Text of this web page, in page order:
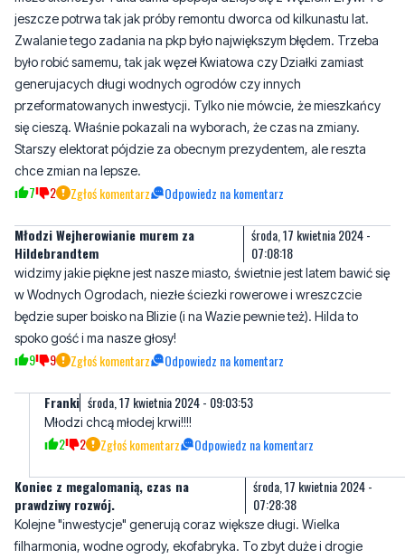
jeszcze potrwa tak jak próby remontu dworca od kilkunastu lat.
Zwalanie tego zadania na pkp było największym błędem. Trzeba
było robić samemu, tak jak węzeł Kwiatowa czy Działki zamiast
generujacych długi wodnych ogrodów czy innych
przeformatowanych inwestycji. Tylko nie mówcie, że mieszkańcy
się cieszą. Właśnie pokazali na wyborach, że czas na zmiany.
Starszy elektorat pójdzie za obecnym prezydentem, ale reszta
chce zmian na lepsze.
7 2 Zgłoś komentarz Odpowiedz na komentarz
Młodzi Wejherowianie murem za
Hildebrandtem
środa, 17 kwietnia 2024 -
07:08:18
widzimy jakie piękne jest nasze miasto, świetnie jest latem bawić się
w Wodnych Ogrodach, niezłe ściezki rowerowe i wreszczcie
będzie super boisko na Blizie (i na Wazie pewnie też). Hilda to
spoko gość i ma nasze głosy!
9 9 Zgłoś komentarz Odpowiedz na komentarz
Franki środa, 17 kwietnia 2024 - 09:03:53
Młodzi chcą młodej krwi!!!!
2 2 Zgłoś komentarz Odpowiedz na komentarz
Koniec z megalomanią, czas na
prawdziwy rozwój.
środa, 17 kwietnia 2024 -
07:28:38
Kolejne "inwestycje" generują coraz większe długi. Wielka
filharmonia, wodne ogrody, ekofabryka. To zbyt duże i drogie